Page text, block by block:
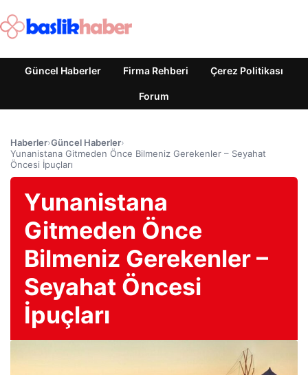
Güncel Haberler Firma Rehberi Çerez Politikası
Forum
Haberler›Güncel Haberler›
Yunanistana Gitmeden Önce Bilmeniz Gerekenler – Seyahat
Öncesi İpuçları
Yunanistana
Gitmeden Önce
Bilmeniz Gerekenler –
Seyahat Öncesi
İpuçları